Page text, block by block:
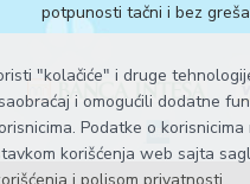
"kolačiće" i druge
i omogućili dodatne
Podatke o
korišćenja web sajta
potpunosti tačni i bez